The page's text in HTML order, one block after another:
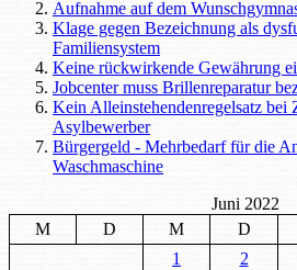
Aufnahme auf dem
Klage gegen Bezeichnung als
Familiensystem
Keine rückwirkende Gewährung
Jobcenter muss Brillenreparatur
Kein Alleinstehendenregelsatz bei
Asylbewerber
Bürgergeld - Mehrbedarf für die
Waschmaschine
Juni 2022
M
D M D
1
2